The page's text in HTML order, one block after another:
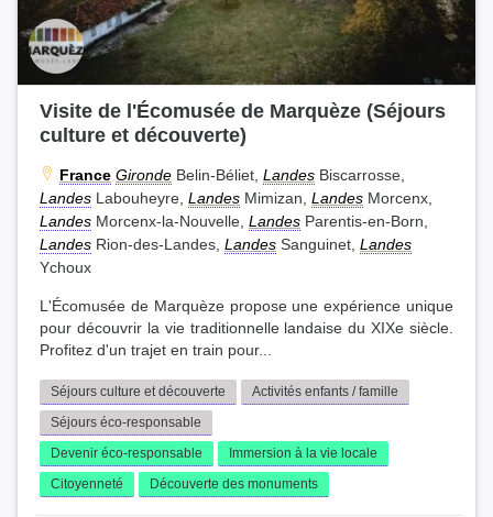
Visite de l'Écomusée de Marquèze (Séjours
culture et découverte)
France Gironde Belin-Béliet, Landes Biscarrosse,
Landes Labouheyre, Landes Mimizan, Landes Morcenx,
Landes Morcenx-la-Nouvelle, Landes Parentis-en-Born,
Landes Rion-des-Landes, Landes Sanguinet, Landes
Ychoux
L'Écomusée de Marquèze propose une expérience unique
pour découvrir la vie traditionnelle landaise du XIXe siècle.
Profitez d'un trajet en train pour...
Séjours culture et découverte
Activités enfants / famille
Séjours éco-responsable
Devenir éco-responsable
Immersion à la vie locale
Citoyenneté
Découverte des monuments